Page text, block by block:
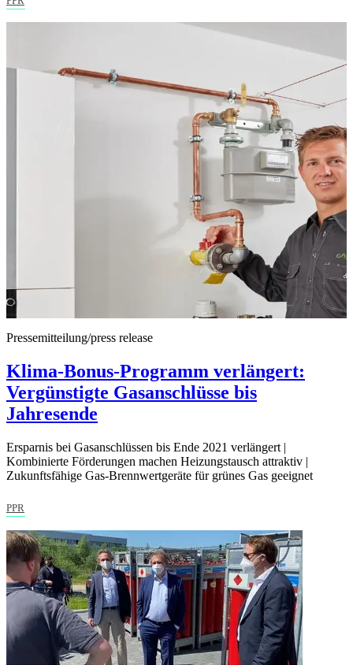
Pressemitteilung/press release
Klima-Bonus-Programm verlängert:
Vergünstigte Gasanschlüsse bis
Jahresende
Ersparnis bei Gasanschlüssen bis Ende 2021 verlängert |
Kombinierte Förderungen machen Heizungstausch attraktiv |
Zukunftsfähige Gas-Brennwertgeräte für grünes Gas geeignet
PPR